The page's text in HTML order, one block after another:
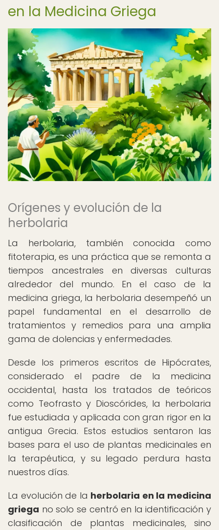
en la Medicina Griega
Orígenes y evolución de la
herbolaria
La herbolaria, también conocida como
fitoterapia, es una práctica que se remonta a
tiempos ancestrales en diversas culturas
alrededor del mundo. En el caso de la
medicina griega, la herbolaria desempeñó un
papel fundamental en el desarrollo de
tratamientos y remedios para una amplia
gama de dolencias y enfermedades.
Desde los primeros escritos de Hipócrates,
considerado el padre de la medicina
occidental, hasta los tratados de teóricos
como Teofrasto y Dioscórides, la herbolaria
fue estudiada y aplicada con gran rigor en la
antigua Grecia. Estos estudios sentaron las
bases para el uso de plantas medicinales en
la terapéutica, y su legado perdura hasta
nuestros días.
La evolución de la herbolaria en la medicina
griega no solo se centró en la identificación y
clasificación de plantas medicinales, sino